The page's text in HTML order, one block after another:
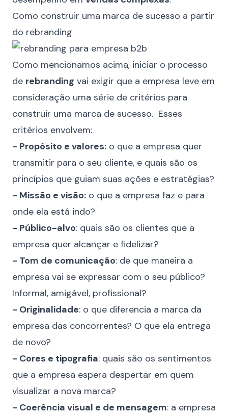
Como construir uma marca de sucesso a partir
do rebranding
Como mencionamos acima, iniciar o processo
de rebranding vai exigir que a empresa leve em
consideração uma série de critérios para
construir uma marca de sucesso. Esses
critérios envolvem:
- Propósito e valores: o que a empresa quer
transmitir para o seu cliente, e quais são os
princípios que guiam suas ações e estratégias?
- Missão e visão: o que a empresa faz e para
onde ela está indo?
- Público-alvo: quais são os clientes que a
empresa quer alcançar e fidelizar?
- Tom de comunicação: de que maneira a
empresa vai se expressar com o seu público?
Informal, amigável, profissional?
- Originalidade: o que diferencia a marca da
empresa das concorrentes? O que ela entrega
de novo?
- Cores e tipografia: quais são os sentimentos
que a empresa espera despertar em quem
visualizar a nova marca?
- Coerência visual e de mensagem: a empresa